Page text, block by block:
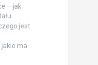
– jak
jest
jakie ma